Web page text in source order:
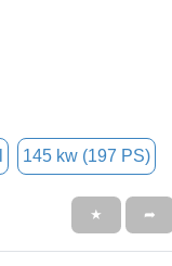
145 kw (197 PS)
★ ➦